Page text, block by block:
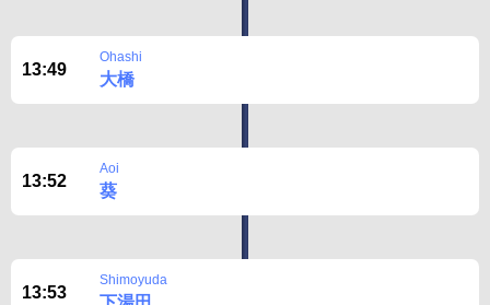
13:49
Ohashi
大橋
13:52
Aoi
葵
13:53
Shimoyuda